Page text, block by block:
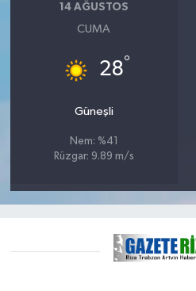
14 AĞUSTOS
CUMA
28°
Güneşli
Nem: %41
Rüzgar: 9.89 m/s